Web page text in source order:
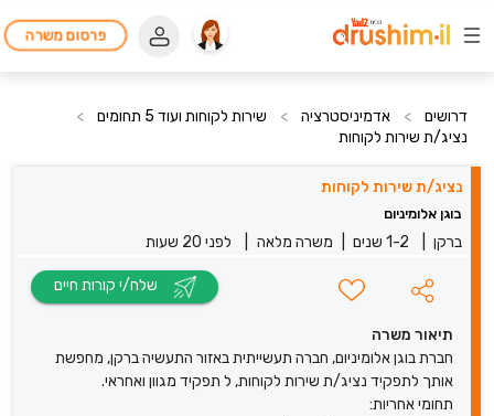
פרסום משרה
דרושים > אדמיניסטרציה > שירות לקוחות ועוד 5 תחומים
>
נציג/ת שירות לקוחות
נציג/ת שירות לקוחות
בוגן אלומיניום
ברקן 1-2 שנים משרה מלאה לפני 20 שעות
תיאור משרה
חברת בוגן אלומיניום, חברה תעשייתית באזור התעשיה ברקן, מחפשת
אותך לתפקיד נציג/ת שירות לקוחות, ל תפקיד מגוון ואחראי.
תחומי אחריות: